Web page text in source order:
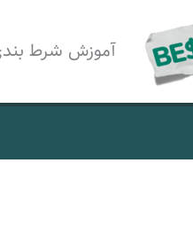
آموزش شرط